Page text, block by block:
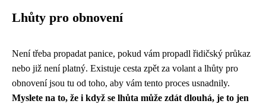
Lhůty pro obnovení
Není třeba propadat panice, pokud vám propadl řidičský průkaz
nebo již není platný. Existuje cesta zpět za volant a lhůty pro
obnovení jsou tu od toho, aby vám tento proces usnadnily.
Myslete na to, že i když se lhůta může zdát dlouhá, je to jen